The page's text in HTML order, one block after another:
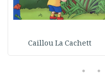
Caillou La Cachett
4
5